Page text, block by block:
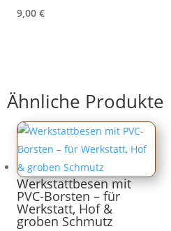
9,00 €
Ähnliche Produkte
Werkstattbesen mit
PVC-Borsten – für
Werkstatt, Hof &
groben Schmutz